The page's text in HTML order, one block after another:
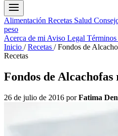
Alimentación Recetas Salud
peso
Acerca de mi Aviso Legal Términos
Inicio / Recetas / Fondos de
Recetas
Fondos de Alcachofas
26 de julio de 2016 porFatima